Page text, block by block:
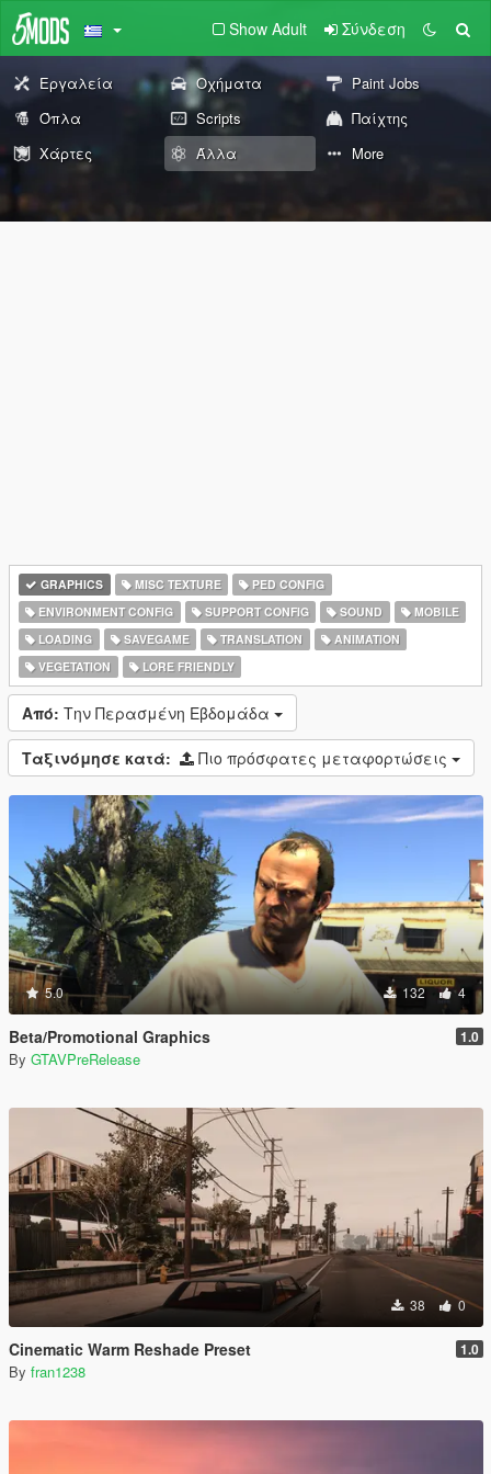
Show Adult Σύνδεση
Εργαλεία Οχήματα
Paint Jobs
Όπλα
Scripts
Παίχτης
Χάρτες
Άλλα More
GRAPHICS MISC TEXTURE
PED CONFIG
ENVIRONMENT CONFIG
SUPPORT CONFIG SOUND
MOBILE
LOADING
SAVEGAME TRANSLATION
ANIMATION
VEGETATION
LORE FRIENDLY
Από: Την Περασμένη Εβδομάδα
Ταξινόμησε κατά: Πιο πρόσφατες μεταφορτώσεις
5.0 132 4
Beta/Promotional Graphics 1.0
By GTAVPreRelease
38 0
Cinematic Warm Reshade Preset 1.0
By fran1238